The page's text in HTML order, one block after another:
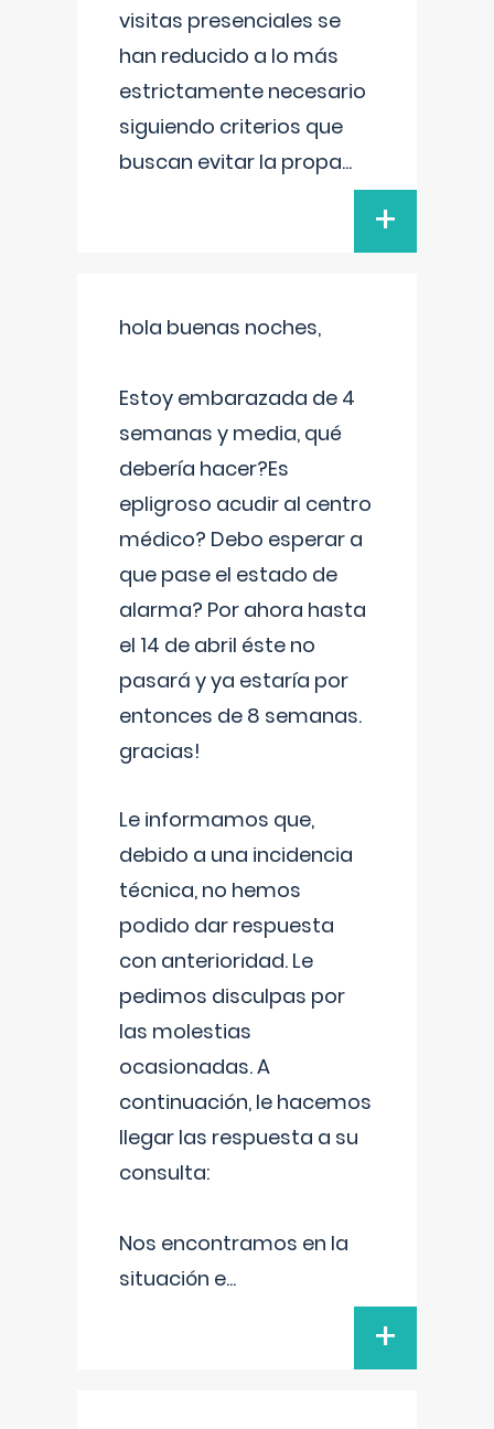
visitas presenciales se
han reducido a lo más
estrictamente necesario
siguiendo criterios que
buscan evitar la propa...
+
hola buenas noches,
Estoy embarazada de 4
semanas y media, qué
debería hacer?Es
epligroso acudir al centro
médico? Debo esperar a
que pase el estado de
alarma? Por ahora hasta
el 14 de abril éste no
pasará y ya estaría por
entonces de 8 semanas.
gracias!
Le informamos que,
debido a una incidencia
técnica, no hemos
podido dar respuesta
con anterioridad. Le
pedimos disculpas por
las molestias
ocasionadas. A
continuación, le hacemos
llegar las respuesta a su
consulta:
Nos encontramos en la
situación e...
+